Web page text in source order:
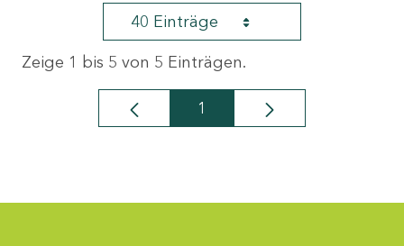
40 Einträge
Zeige 1 bis 5 von 5 Einträgen.
Seite
1